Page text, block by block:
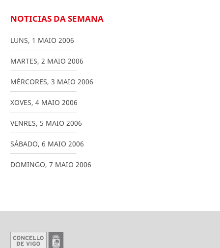
NOTICIAS DA SEMANA
LUNS, 1 MAIO 2006
MARTES, 2 MAIO 2006
MÉRCORES, 3 MAIO 2006
XOVES, 4 MAIO 2006
VENRES, 5 MAIO 2006
SÁBADO, 6 MAIO 2006
DOMINGO, 7 MAIO 2006